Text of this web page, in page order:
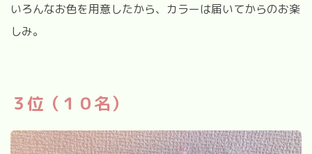
いろんなお色を用意したから、カラーは届いてからのお楽
しみ。
３位（１０名）